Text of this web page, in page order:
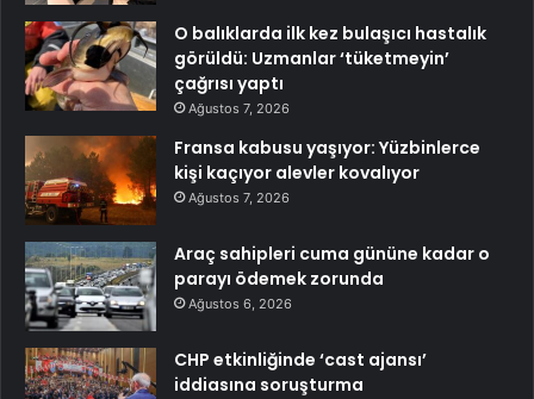
O balıklarda ilk kez bulaşıcı hastalık
görüldü: Uzmanlar ‘tüketmeyin’
çağrısı yaptı
Ağustos 7, 2026
Fransa kabusu yaşıyor: Yüzbinlerce
kişi kaçıyor alevler kovalıyor
Ağustos 7, 2026
Araç sahipleri cuma gününe kadar o
parayı ödemek zorunda
Ağustos 6, 2026
CHP etkinliğinde ‘cast ajansı’
iddiasına soruşturma